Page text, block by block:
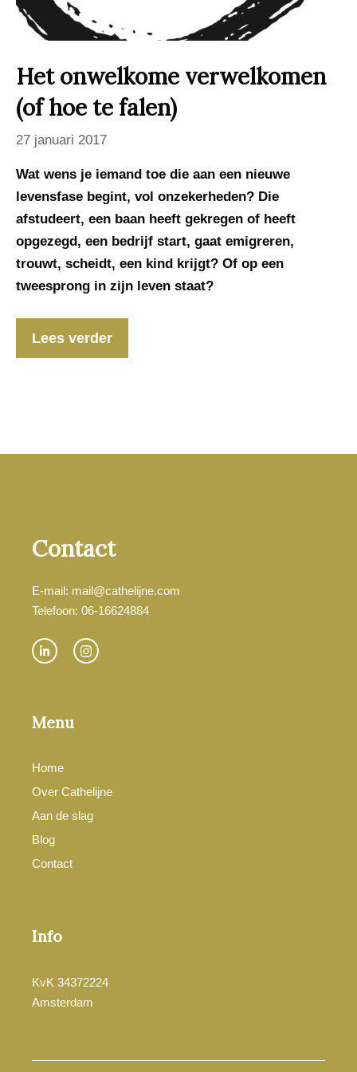
Het onwelkome verwelkomen
(of hoe te falen)
27 januari 2017
Wat wens je iemand toe die aan een nieuwe
levensfase begint, vol onzekerheden? Die
afstudeert, een baan heeft gekregen of heeft
opgezegd, een bedrijf start, gaat emigreren,
trouwt, scheidt, een kind krijgt? Of op een
tweesprong in zijn leven staat?
Lees verder
Contact
E-mail: mail@cathelijne.com
Telefoon: 06-16624884
Menu
Home
Over Cathelijne
Aan de slag
Blog
Contact
Info
KvK 34372224
Amsterdam